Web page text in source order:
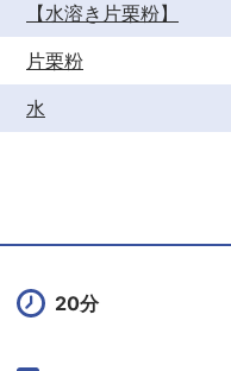
【水溶き片栗粉】
片栗粉
水
20分